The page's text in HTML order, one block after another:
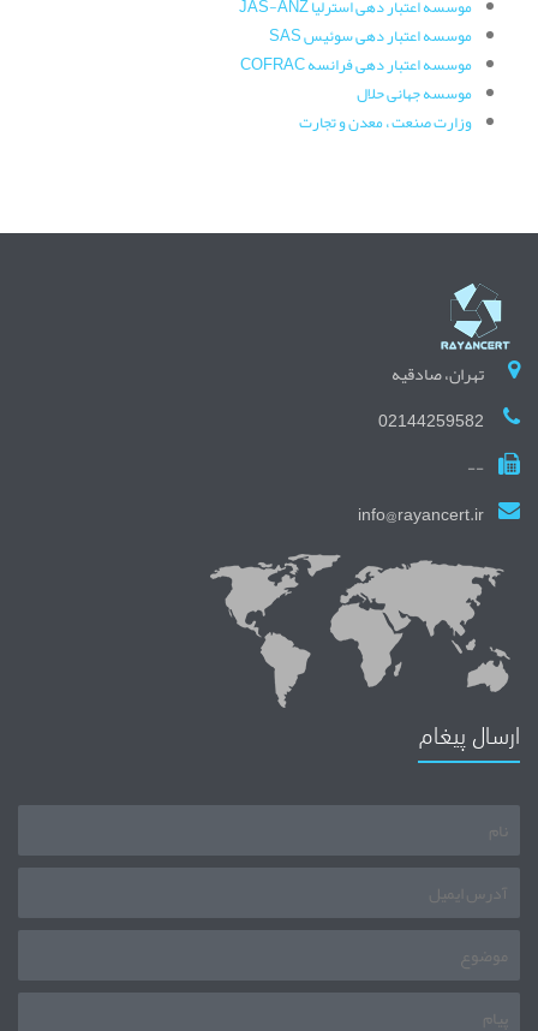
موسسه اعتبار دهی استرلیا JAS-ANZ
موسسه اعتبار دهی سوئیس SAS
موسسه اعتبار دهی فرانسه COFRAC
موسسه جهانی حلال
وزارت صنعت ، معدن و تجارت
تهران، صادقیه
02144259582
--
info@rayancert.ir
ارسال پیغام